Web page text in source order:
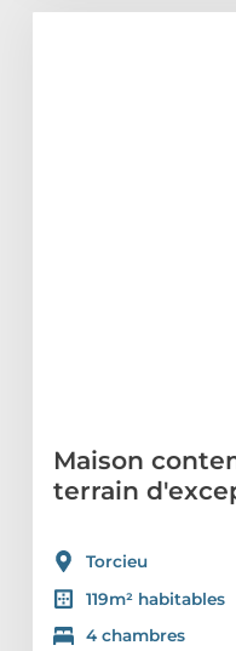
Maison
terrain
Torcieu
119m² habitables
4 chambres